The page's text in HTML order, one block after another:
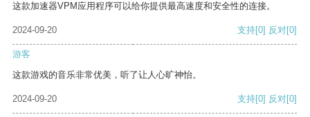
这款加速器VPM应用程序可以给你提供最高速度和安全性的连接。
2024-09-20 支持[0] 反对[0]
游客
这款游戏的音乐非常优美，听了让人心旷神怡。
2024-09-20 支持[0] 反对[0]